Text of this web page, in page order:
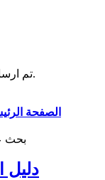
تم ارسال رابط استعادة كلمة المرور الى بريدك بنجاح.
الصفحة
بحث
دليل